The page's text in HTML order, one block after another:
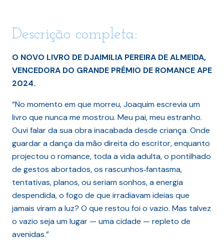
Descrição completa:
O NOVO LIVRO DE DJAIMILIA PEREIRA DE ALMEIDA,
VENCEDORA DO GRANDE PRÉMIO DE ROMANCE APE
2024.
“No momento em que morreu, Joaquim escrevia um
livro que nunca me mostrou. Meu pai, meu estranho.
Ouvi falar da sua obra inacabada desde criança. Onde
guardar a dança da mão direita do escritor, enquanto
projectou o romance, toda a vida adulta, o pontilhado
de gestos abortados, os rascunhos‐fantasma,
tentativas, planos, ou seriam sonhos, a energia
despendida, o fogo de que irradiavam ideias que
jamais viram a luz? O que restou foi o vazio. Mas talvez
o vazio seja um lugar — uma cidade — repleto de
avenidas.”